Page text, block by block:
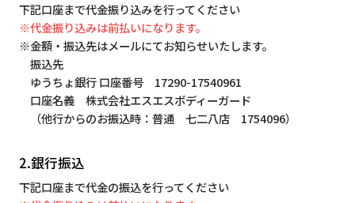
下記口座まで代金振り込みを行ってください
※代金振り込みは前払いになります。
※金額・振込先はメールにてお知らせいたします。
振込先
ゆうちょ銀行 口座番号 17290-17540961
口座名義 株式会社エスエスボディーガード
（他行からのお振込時：普通 七二八店 1754096）
2.銀行振込
下記口座まで代金の振込を行ってください